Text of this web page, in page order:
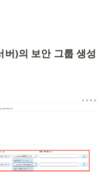
버)의 보안 그룹 생성